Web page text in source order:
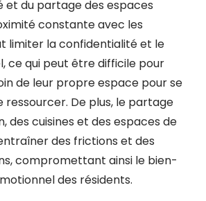
et du partage des espaces
constante avec les
limiter la confidentialité et le
ce qui peut être difficile pour
de leur propre espace pour se
De plus, le partage
des cuisines et des espaces de
des frictions et des
compromettant ainsi le bien-
des résidents.